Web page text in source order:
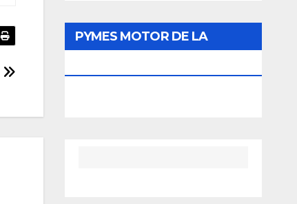
PYMES MOTOR DE LA